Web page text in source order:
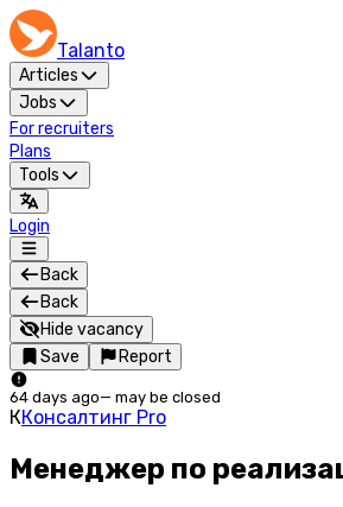
Talanto
Articles
Jobs
For recruiters
Plans
Tools
Login
Back
Back
Hide vacancy
Save
Report
64 days ago— may be closed
ККонсалтинг Pro
Менеджер по